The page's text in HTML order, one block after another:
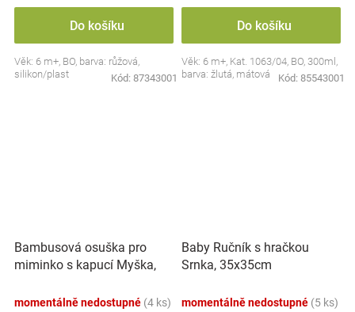
Do košíku
Věk: 6 m+, BO, barva: růžová,
silikon/plast
Kód: 87343001
Do košíku
Věk: 6 m+, Kat. 1063/04, BO, 300ml,
barva: žlutá, mátová
Kód: 85543001
Bambusová osuška pro
miminko s kapucí Myška,
momentálně nedostupné (4 ks)
Baby Ručník s hračkou
Srnka, 35x35cm
momentálně nedostupné (5 ks)